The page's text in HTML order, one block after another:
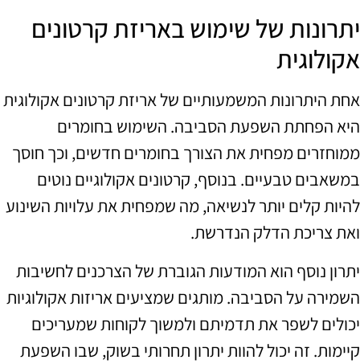
יתרונות של שימוש באריזת קרטונים
אקולוגית
אחת היתרונות המשמעותיים של אריזת קרטונים אקולוגית
היא הפחתת השפעת הסביבה. השימוש בחומרים
ממוחזרים מפחית את הצורך בחומרים חדשים, וכך חוסך
במשאבים טבעיים. בנוסף, קרטונים אקולוגיים נוטים
להיות קלים יותר לנשיאה, מה שמפחית את עלויות השינוע
ואת צריכת הדלק הנדרשת.
יתרון נוסף הוא המודעות הגוברת של הצרכנים לחשיבות
השמירה על הסביבה. מותגים שמציעים אריזות אקולוגיות
יכולים לשפר את תדמיתם ולמשוך לקוחות שמעריכים
קיימות. זה יכול להוות יתרון תחרותי בשוק, שבו השפעת